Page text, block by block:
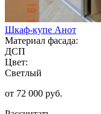
Шкаф-купе Анот
Материал фасада:
ДСП
Цвет:
Светлый
от 72 000 руб.